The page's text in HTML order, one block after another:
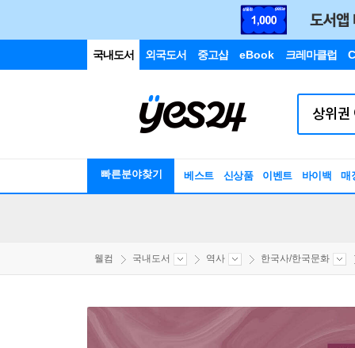
국내도서 외국도서 중고샵 eBook 크레마클럽
빠른분야찾기 베스트 신상품 이벤트 바이백 매
웰컴 국내도서 역사 한국사/한국문화